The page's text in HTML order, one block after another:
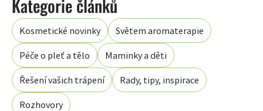
Kosmetické novinky Světem aromaterapie
Péče o pleť a tělo Maminky a děti
Řešení vašich trápení Rady, tipy, inspirace
Rozhovory